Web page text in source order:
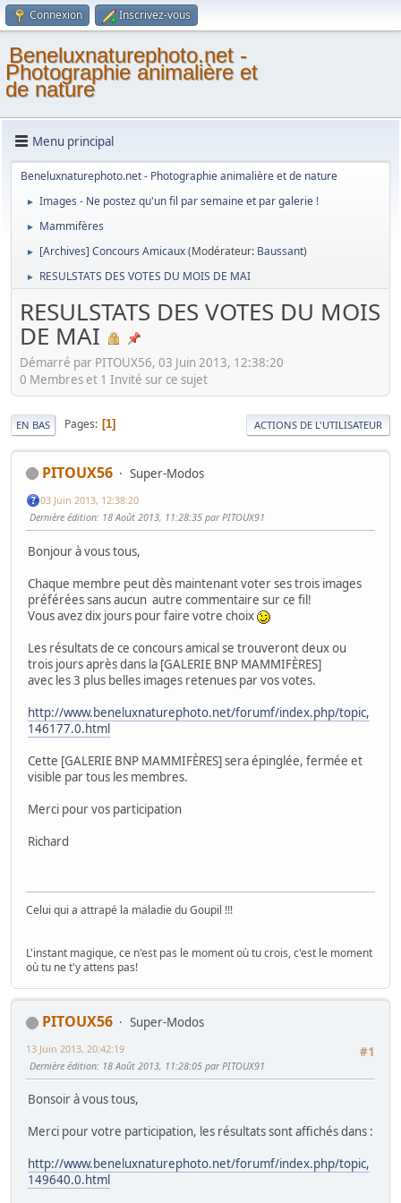
Connexion Inscrivez-vous
Beneluxnaturephoto.net -
Photographie animalière et
de nature
Menu principal
Beneluxnaturephoto.net - Photographie animalière et de nature
► Images - Ne postez qu'un fil par semaine et par galerie !
► Mammifères
► [Archives] Concours Amicaux(Modérateur: Baussant)
► RESULSTATS DES VOTES DU MOIS DE MAI
RESULSTATS DES VOTES DU MOIS
DE MAI
Démarré par PITOUX56, 03 Juin 2013, 12:38:20
0 Membres et 1 Invité sur ce sujet
EN BAS Pages 1 ACTIONS DE L'UTILISATEUR
PITOUX56 Super-Modos
03 Juin 2013, 12:38:20
Dernière édition: 18 Août 2013, 11:28:35 par PITOUX91
Bonjour à vous tous,
Chaque membre peut dès maintenant voter ses trois images
préférées sans aucun autre commentaire sur ce fil!
Vous avez dix jours pour faire votre choix
Les résultats de ce concours amical se trouveront deux ou
trois jours après dans la [GALERIE BNP MAMMIFÈRES]
avec les 3 plus belles images retenues par vos votes.
http://www.beneluxnaturephoto.net/forumf/index.php/topic,
146177.0.html
Cette [GALERIE BNP MAMMIFÈRES] sera épinglée, fermée et
visible par tous les membres.
Merci pour vos participation
Richard
Celui qui a attrapé la maladie du Goupil !!!
L'instant magique, ce n'est pas le moment où tu crois, c'est le moment
où tu ne t'y attens pas!
PITOUX56
Super-Modos
#1
13 Juin 2013, 20:42:19
Dernière édition: 18 Août 2013, 11:28:05 par PITOUX91
Bonsoir à vous tous,
Merci pour votre participation, les résultats sont affichés dans :
http://www.beneluxnaturephoto.net/forumf/index.php/topic,
149640.0.html